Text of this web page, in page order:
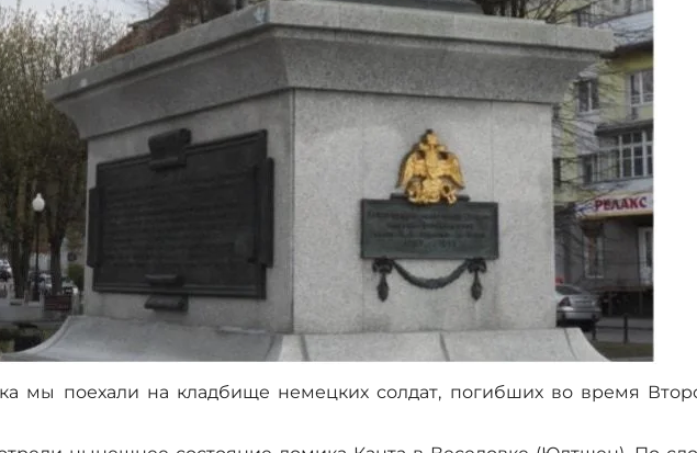
мы поехали на кладбище немецких солдат, погибших во время